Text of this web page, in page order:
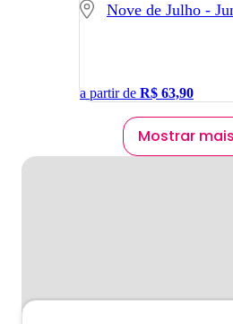
Nove de Julho -
a partir de R$ 63,90
Mostrar